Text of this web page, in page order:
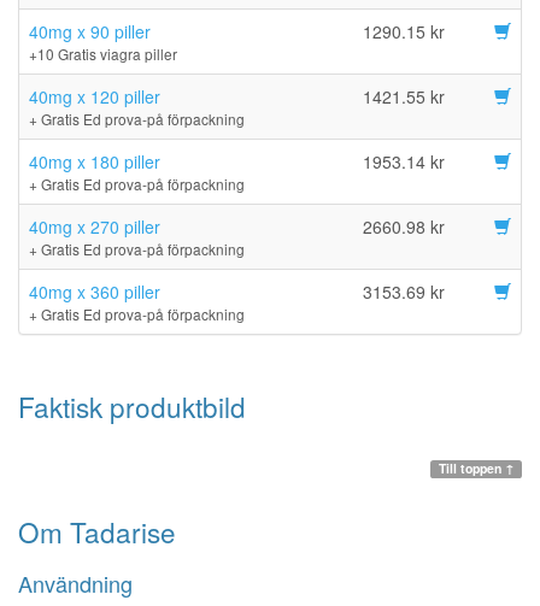
40mg x 90 piller
+10 Gratis viagra piller
1290.15 kr
40mg x 120 piller
+ Gratis Ed prova-på förpackning
1421.55 kr
40mg x 180 piller
+ Gratis Ed prova-på förpackning
1953.14 kr
40mg x 270 piller
+ Gratis Ed prova-på förpackning
2660.98 kr
40mg x 360 piller
+ Gratis Ed prova-på förpackning
3153.69 kr
Faktisk produktbild
Till toppen ↑
Om Tadarise
Användning